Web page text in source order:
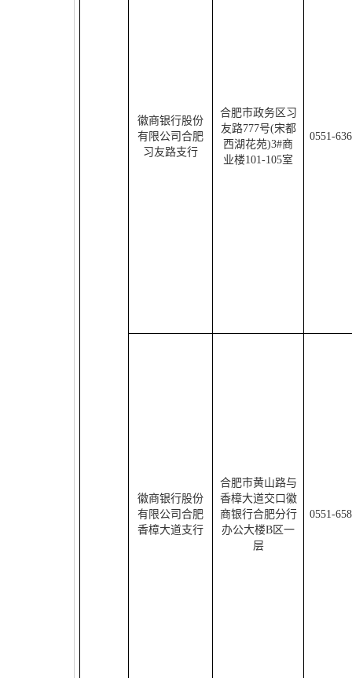
徽商银行股份
有限公司合肥
习友路支行
合肥市政务区习
友路777号(宋都
西湖花苑)3#商
业楼101-105室
0551-
徽商银行股份
有限公司合肥
香樟大道支行
合肥市黄山路与
香樟大道交口徽
商银行合肥分行
办公大楼B 区一
层
0551-